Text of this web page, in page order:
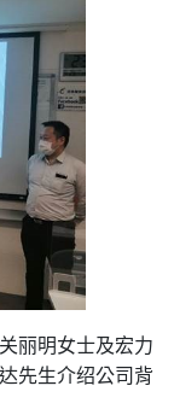
丽明女士及宏力
先生介绍公司背